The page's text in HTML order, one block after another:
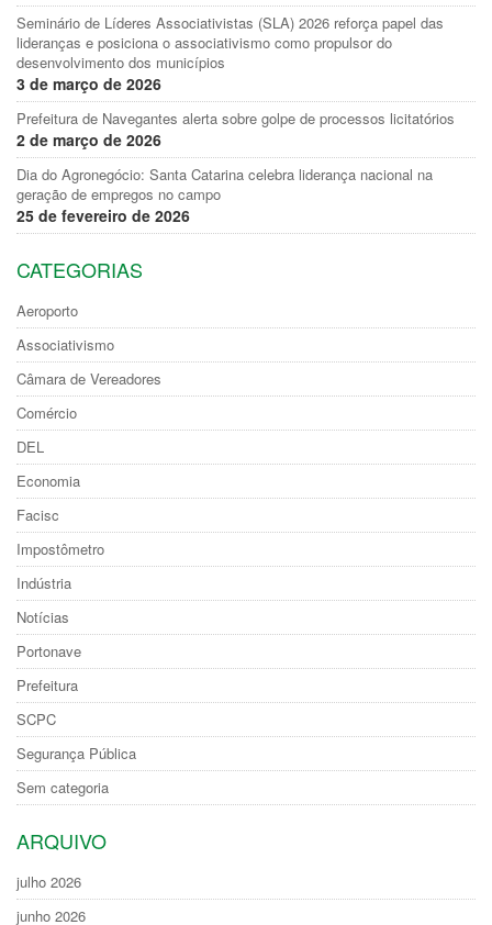
Seminário de Líderes Associativistas (SLA) 2026 reforça papel das
lideranças e posiciona o associativismo como propulsor do
desenvolvimento dos municípios
3 de março de 2026
Prefeitura de Navegantes alerta sobre golpe de processos licitatórios
2 de março de 2026
Dia do Agronegócio: Santa Catarina celebra liderança nacional na
geração de empregos no campo
25 de fevereiro de 2026
CATEGORIAS
Aeroporto
Associativismo
Câmara de Vereadores
Comércio
DEL
Economia
Facisc
Impostômetro
Indústria
Notícias
Portonave
Prefeitura
SCPC
Segurança Pública
Sem categoria
ARQUIVO
julho 2026
junho 2026